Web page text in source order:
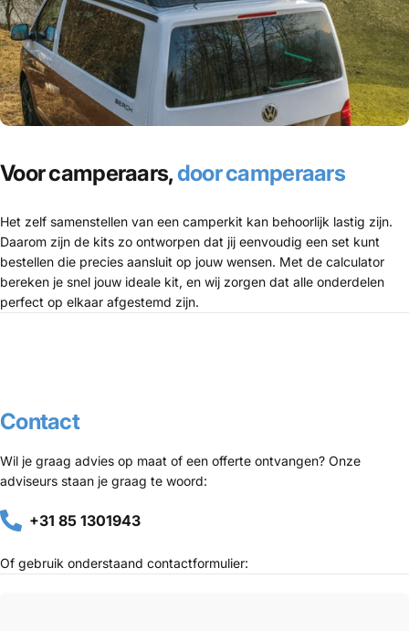
Voor camperaars,door camperaars
Het zelf samenstellen van een camperkit kan behoorlijk lastig zijn.
Daarom zijn de kits zo ontworpen dat jij eenvoudig een set kunt
bestellen die precies aansluit op jouw wensen. Met de calculator
bereken je snel jouw ideale kit, en wij zorgen dat alle onderdelen
perfect op elkaar afgestemd zijn.
Contact
Wil je graag advies op maat of een offerte ontvangen? Onze
adviseurs staan je graag te woord:
+31 85 1301943
Of gebruik onderstaand contactformulier: